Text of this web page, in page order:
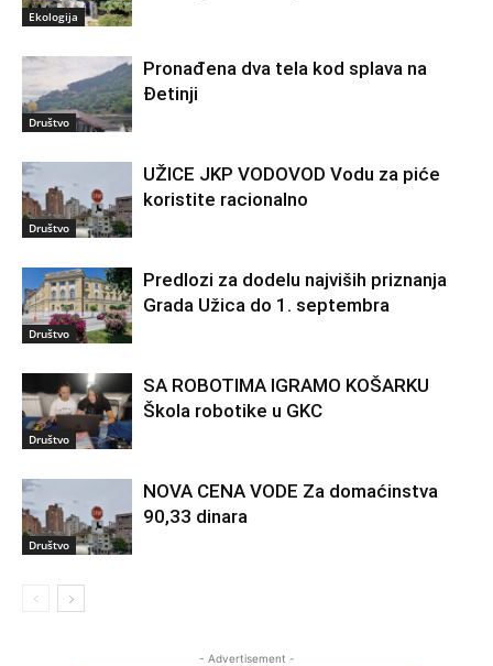
Ekologija
Društvo
Pronađena dva tela kod splava na
Đetinji
Društvo
UŽICE JKP VODOVOD Vodu za piće
koristite racionalno
Društvo
Predlozi za dodelu najviših priznanja
Grada Užica do 1. septembra
Društvo
SA ROBOTIMA IGRAMO KOŠARKU
Škola robotike u GKC
Društvo
NOVA CENA VODE Za domaćinstva
90,33 dinara
- Advertisement -